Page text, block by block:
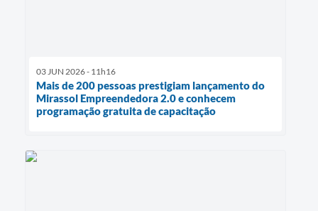
03 JUN 2026 - 11h16
Mais de 200 pessoas prestigiam lançamento do
Mirassol Empreendedora 2.0 e conhecem
programação gratuita de capacitação